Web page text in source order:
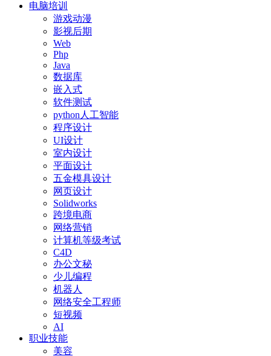
电脑培训
游戏动漫
影视后期
Web
Php
Java
数据库
嵌入式
软件测试
python人工智能
程序设计
UI设计
室内设计
平面设计
五金模具设计
网页设计
Solidworks
跨境电商
网络营销
计算机等级考试
C4D
办公文秘
少儿编程
机器人
网络安全工程师
短视频
AI
职业技能
美容